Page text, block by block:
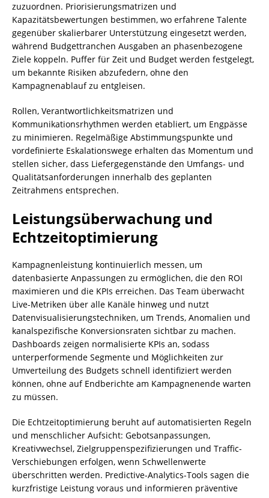
zuzuordnen. Priorisierungsmatrizen und
Kapazitätsbewertungen bestimmen, wo erfahrene Talente
gegenüber skalierbarer Unterstützung eingesetzt werden,
während Budgettranchen Ausgaben an phasenbezogene
Ziele koppeln. Puffer für Zeit und Budget werden festgelegt,
um bekannte Risiken abzufedern, ohne den
Kampagnenablauf zu entgleisen.
Rollen, Verantwortlichkeitsmatrizen und
Kommunikationsrhythmen werden etabliert, um Engpässe
zu minimieren. Regelmäßige Abstimmungspunkte und
vordefinierte Eskalationswege erhalten das Momentum und
stellen sicher, dass Liefergegenstände den Umfangs- und
Qualitätsanforderungen innerhalb des geplanten
Zeitrahmens entsprechen.
Leistungsüberwachung und
Echtzeitoptimierung
Kampagnenleistung kontinuierlich messen, um
datenbasierte Anpassungen zu ermöglichen, die den ROI
maximieren und die KPIs erreichen. Das Team überwacht
Live-Metriken über alle Kanäle hinweg und nutzt
Datenvisualisierungstechniken, um Trends, Anomalien und
kanalspezifische Konversionsraten sichtbar zu machen.
Dashboards zeigen normalisierte KPIs an, sodass
unterperformende Segmente und Möglichkeiten zur
Umverteilung des Budgets schnell identifiziert werden
können, ohne auf Endberichte am Kampagnenende warten
zu müssen.
Die Echtzeitoptimierung beruht auf automatisierten Regeln
und menschlicher Aufsicht: Gebotsanpassungen,
Kreativwechsel, Zielgruppenspezifizierungen und Traffic-
Verschiebungen erfolgen, wenn Schwellenwerte
überschritten werden. Predictive-Analytics-Tools sagen die
kurzfristige Leistung voraus und informieren präventive